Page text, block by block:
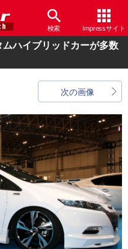
検索 Impressサイト
ハイブリッドカーが多数
次の画像